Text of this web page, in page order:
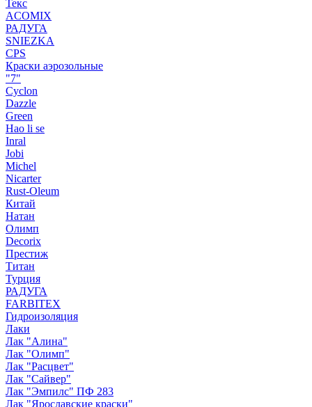
Текс
ACOMIX
РАДУГА
SNIEZKA
CPS
Краски аэрозольные
"7"
Cyclon
Dazzle
Green
Hao li se
Inral
Jobi
Michel
Nicarter
Rust-Oleum
Китай
Натан
Олимп
Decorix
Престиж
Титан
Турция
РАДУГА
FARBITEX
Гидроизоляция
Лаки
Лак "Алина"
Лак "Олимп"
Лак "Расцвет"
Лак "Сайвер"
Лак "Эмпилс" ПФ 283
Лак "Ярославские краски"